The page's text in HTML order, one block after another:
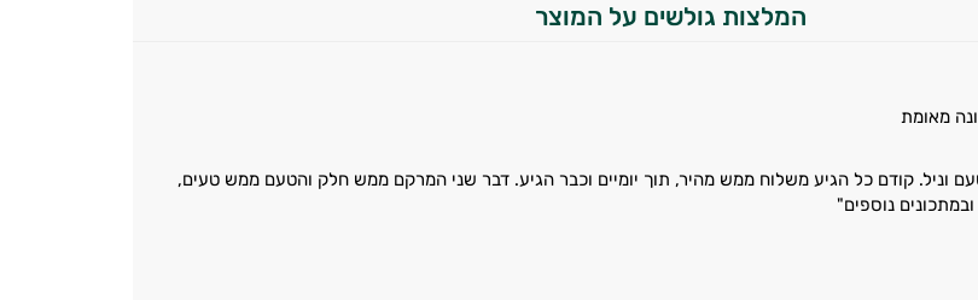
המלצות גולשים על המוצר
מאומת
וניל. קודם כל הגיע משלוח ממש מהיר, תוך יומיים וכבר הגיע. דבר שני המרקם ממש חלק והטעם ממש טעים,
נוספים"